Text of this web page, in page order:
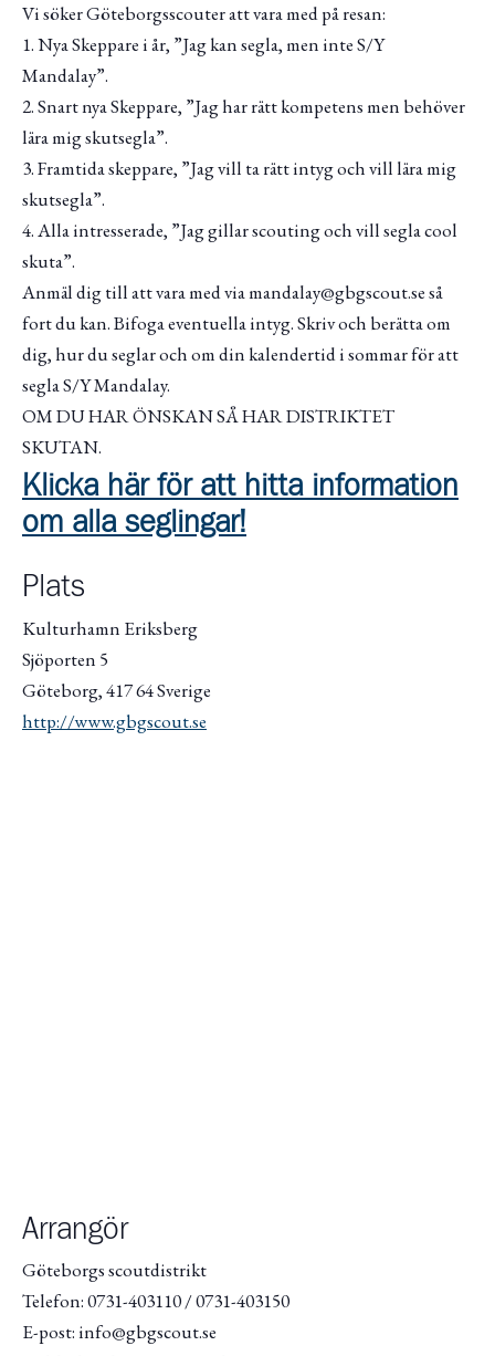
Vi söker Göteborgsscouter att vara med på resan:
1. Nya Skeppare i år, ”Jag kan segla, men inte S/Y
Mandalay”.
2. Snart nya Skeppare, ”Jag har rätt kompetens men behöver
lära mig skutsegla”.
3. Framtida skeppare, ”Jag vill ta rätt intyg och vill lära mig
skutsegla”.
4. Alla intresserade, ”Jag gillar scouting och vill segla cool
skuta”.
Anmäl dig till att vara med via mandalay@gbgscout.se så
fort du kan. Bifoga eventuella intyg. Skriv och berätta om
dig, hur du seglar och om din kalendertid i sommar för att
segla S/Y Mandalay.
OM DU HAR ÖNSKAN SÅ HAR DISTRIKTET
SKUTAN.
Klicka här för att hitta information
om alla seglingar!
Plats
Kulturhamn Eriksberg
Sjöporten 5
Göteborg,417 64Sverige
http://www.gbgscout.se
Arrangör
Göteborgs scoutdistrikt
Telefon: 0731-403110 / 0731-403150
E-post: info@gbgscout.se